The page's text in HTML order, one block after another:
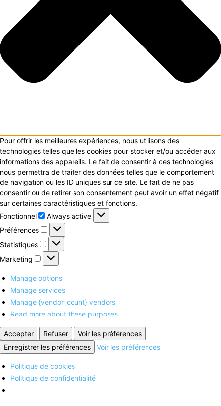
Pour offrir les meilleures expériences, nous utilisons des
technologies telles que les cookies pour stocker et/ou accéder aux
informations des appareils. Le fait de consentir à ces technologies
nous permettra de traiter des données telles que le comportement
de navigation ou les ID uniques sur ce site. Le fait de ne pas
consentir ou de retirer son consentement peut avoir un effet négatif
sur certaines caractéristiques et fonctions.
Fonctionnel
Fonctionnel
Always active
Préférences
Préférences
Statistiques
Statistiques
Marketing
Marketing
Manage options
Manage services
Manage {vendor_count} vendors
Read more about these purposes
Accepter Refuser
Voir les préférences
Enregistrer les préférences
Voir les préférences
Politique de cookies
Politique de confidentialité